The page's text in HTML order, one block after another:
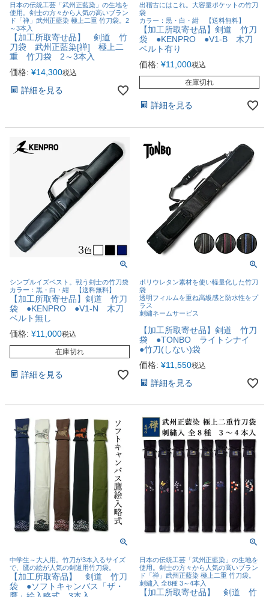
日本の伝統工芸「武州正藍染」の生地を
使用。剣士の方々から人気の高いブラン
ド「禅」武州正藍染 極上二重 竹刀袋。2
～3本入
【加工所取寄せ品】 剣道 竹
刀袋 武州正藍染[禅] 極上二
重 竹刀袋 2～3本入
価格: ¥14,300税込
詳細を見る
出稽古にはこれ。大容量ポケットの竹刀
袋
カラー：黒・白・紺 【送料無料】
【加工所取寄せ品】剣道 竹刀
袋 ●KENPRO ●V1-B 木刀
ベルト有り
価格: ¥11,000税込
在庫切れ
詳細を見る
シンプルイズベスト。戦う剣士の竹刀袋
カラー：黒・白・紺 【送料無料】
【加工所取寄せ品】剣道 竹刀
袋 ●KENPRO ●V1-N 木刀
ベルト無し
価格: ¥11,000税込
在庫切れ
詳細を見る
ポリウレタン素材を使い軽量化した竹刀
袋
透明フィルムを重ね高級感と防水性をプ
ラス
刺繍ネームサービス
【加工所取寄せ品】剣道 竹刀
袋 ●TONBO ライトシナイ
●竹刀(しない)袋
価格: ¥11,550税込
詳細を見る
中学生～大人用。竹刀が3本入るサイズ
で、鷹の絵が人気の剣道用竹刀袋。
【加工所取寄品】 剣道 竹刀
袋 ●ソフトキャンバス「ザ・
日本の伝統工芸「武州正藍染」の生地を
使用。剣士の方々から人気の高いブラン
ド「禅」武州正藍染 極上二重 竹刀袋。
刺繍入 全8種 3～4本入
【加工所取寄せ品】 剣道 竹